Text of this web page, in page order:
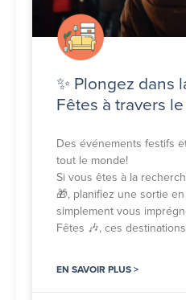
✨ Plongez dans
Fêtes à travers
Des événements festifs
tout le monde!
Si vous êtes à la
🎁, planifiez une sortie
simplement vous
Fêtes 🎶, ces
EN SAVOIR PLUS >